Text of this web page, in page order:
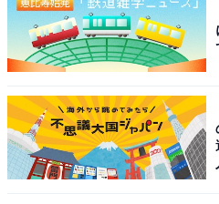
Amazonのセール商品から売れ筋ラ
のがもっと楽しく、もっとお得にな
る独自レビューなど、ここでしか手
こちらもおすすめ
【福島県の人気
ンドホテル」は
硫黄泉が魅力